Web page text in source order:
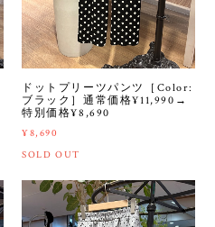
ドットプリーツパンツ［Color:
ブラック］通常価格¥11,990→
特別価格¥8,690
¥8,690
SOLD OUT